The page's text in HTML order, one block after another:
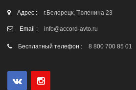
Адрес : г.Белорецк, Тюленина 23
Email : info@accord-avto.ru
Бесплатный телефон : 8 800 700 85 01